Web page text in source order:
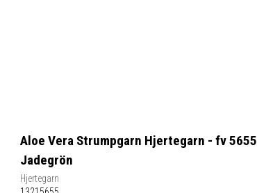
Aloe Vera Strumpgarn Hjertegarn - fv 5655
Jadegrön
Hjertegarn